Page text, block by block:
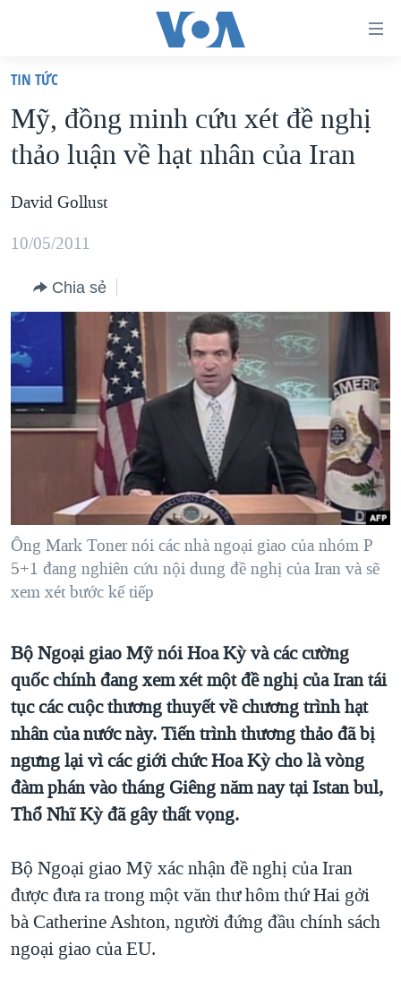
truy
cập
Tới
dung
chính
hướng
chính
Đi
tới
"Tìm"
VIỆT NAM
HOA KỲ
BIỂN ĐÔNG
DIỄN ĐÀN
MỤC
TỰ DO BÁO CHÍ
VẠCH TRẦN TIN GIẢ
NGƯỜI VIỆT HẢI NGOẠI
KHOA HỌC
SỨC KHOẺ
VĂN HOÁ
GIÁO DỤC
CHUYÊN ĐỀ
CHIẾN TRANH THƯƠNG MẠI CỦA MỸ: QUÁ KHỨ VÀ HIỆN
TẠI
HÀNH TRÌNH BẦU CỬ 2024
MỘT NĂM CHIẾN TRANH TẠI DẢI GAZA
GIẢI MÃ VÀNH ĐAI & CON ĐƯỜNG
TRỊNH VĨNH BÌNH - NGƯỜI HẠ 'BÊN THẮNG CUỘC'
GROUND ZERO – XƯA VÀ NAY
CÁC GIÁ TRỊ CỘNG HÒA Ở VIỆT NAM
THƯỢNG ĐỈNH TRUMP-KIM TẠI VIỆT NAM
TRỊNH VĨNH BÌNH VS. CHÍNH PHỦ VIỆT NAM
NGƯ DÂN VIỆT VÀ LÀN SÓNG TRỘM HẢI SÂM
BÊN KIA QUỐC LỘ: TIẾNG VỌNG TỪ NÔNG THÔN MỸ
QUAN HỆ VIỆT MỸ
HỌC TIẾNG ANH
VIDEO
MẠNG XÃ HỘI
Ngôn ngữ khác
TIN TỨC
Mỹ, đồng minh cứu xét đề nghị
thảo luận về hạt nhân của Iran
David Gollust
10/05/2011
Chia sẻ
Ông Mark Toner nói các nhà ngoại giao của nhóm P
5+1 đang nghiên cứu nội dung đề nghị của Iran và sẽ
xem xét bước kế tiếp
Bộ Ngoại giao Mỹ nói Hoa Kỳ và các cường
quốc chính đang xem xét một đề nghị của Iran tái
tục các cuộc thương thuyết về chương trình hạt
nhân của nước này. Tiến trình thương thảo đã bị
ngưng lại vì các giới chức Hoa Kỳ cho là vòng
đàm phán vào tháng Giêng năm nay tại Istan bul,
Thổ Nhĩ Kỳ đã gây thất vọng.
Bộ Ngoại giao Mỹ xác nhận đề nghị của Iran
được đưa ra trong một văn thư hôm thứ Hai gởi
bà Catherine Ashton, người đứng đầu chính sách
ngoại giao của EU.